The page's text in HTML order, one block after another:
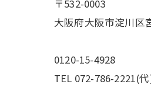
〒532-0003
大阪府大阪市淀川区
0120-15-4928
TEL 072-786-2221(